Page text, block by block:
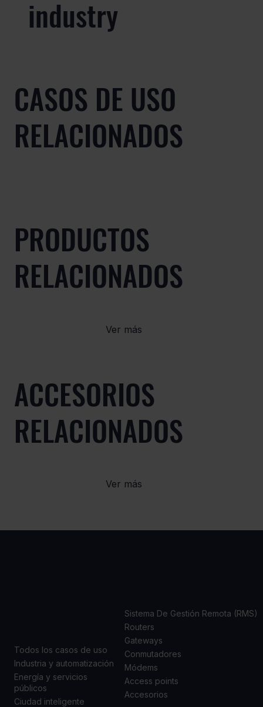
industry
CASOS DE USO
RELACIONADOS
PRODUCTOS
RELACIONADOS
Ver más
ACCESORIOS
RELACIONADOS
Ver más
Todos los casos de uso
Industria y automatización
Energía y servicios
públicos
Ciudad inteligente
Sistema De Gestión Remota (RMS)
Routers
Gateways
Conmutadores
Módems
Access points
Accesorios